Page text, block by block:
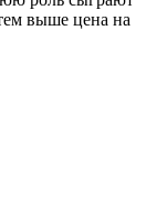
выше цена на